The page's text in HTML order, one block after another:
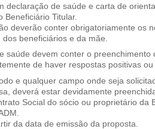
declaração de saúde e carta de
Beneficiário Titular.
deverão conter obrigatoriamente os
beneficiários e da mãe.
saúde devem conter o preenchimento
de haver respostas positivas ou
e qualquer campo onde seja
deverá estar devidamente
Social do sócio ou proprietário da
da data de emissão da proposta.